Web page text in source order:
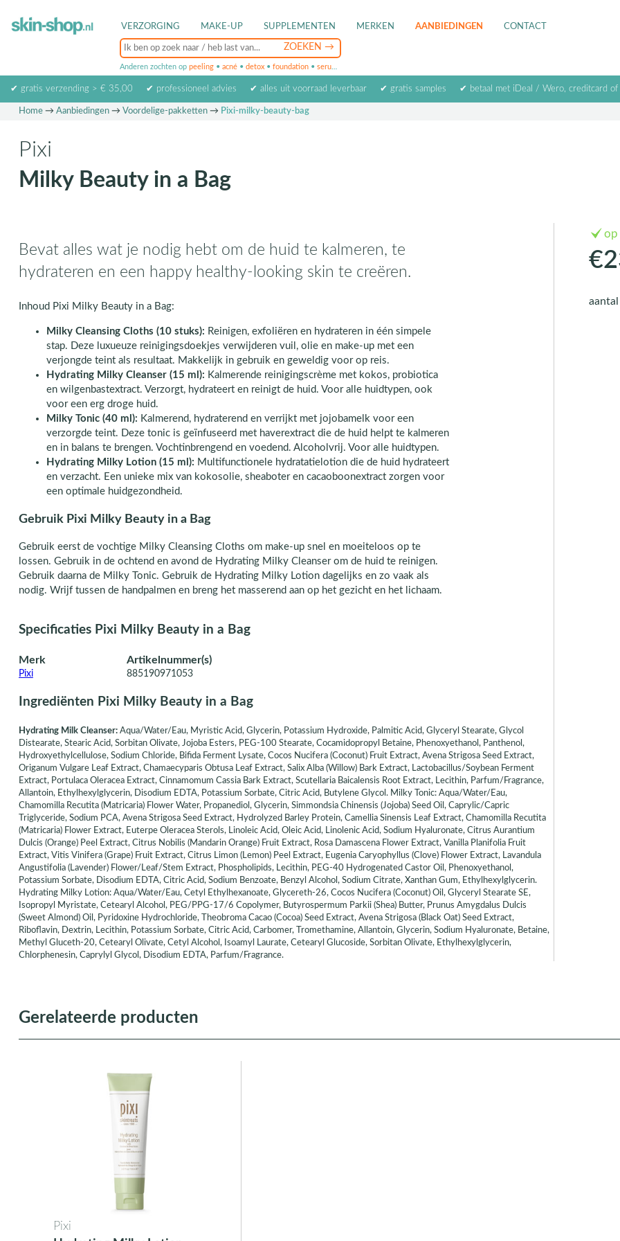
VERZORGING MAKE-UP SUPPLEMENTEN MERKEN AANBIEDINGEN CONTACT
Anderen zochten op peeling • acné • detox • foundation • serum
✔ gratis verzending > € 35,00 ✔ professioneel advies ✔ alles uit voorraad leverbaar ✔ gratis samples ✔ betaal met iDeal / Wero, creditcard of
Home→ Aanbiedingen→ Voordelige-pakketten→ Pixi-milky-beauty-bag
Pixi
Milky Beauty in a Bag
Bevat alles wat je nodig hebt om de huid te kalmeren, te
hydrateren en een happy healthy-looking skin te creëren.
Inhoud Pixi Milky Beauty in a Bag:
Milky Cleansing Cloths (10 stuks): Reinigen, exfoliëren en hydrateren in één simpele
stap. Deze luxueuze reinigingsdoekjes verwijderen vuil, olie en make-up met een
verjongde teint als resultaat. Makkelijk in gebruik en geweldig voor op reis.
Hydrating Milky Cleanser (15 ml): Kalmerende reinigingscrème met kokos, probiotica
en wilgenbastextract. Verzorgt, hydrateert en reinigt de huid. Voor alle huidtypen, ook
voor een erg droge huid.
Milky Tonic (40 ml): Kalmerend, hydraterend en verrijkt met jojobamelk voor een
verzorgde teint. Deze tonic is geïnfuseerd met haverextract die de huid helpt te kalmeren
en in balans te brengen. Vochtinbrengend en voedend. Alcoholvrij. Voor alle huidtypen.
Hydrating Milky Lotion (15 ml): Multifunctionele hydratatielotion die de huid hydrateert
en verzacht. Een unieke mix van kokosolie, sheaboter en cacaoboonextract zorgen voor
een optimale huidgezondheid.
Gebruik Pixi Milky Beauty in a Bag
Gebruik eerst de vochtige Milky Cleansing Cloths om make-up snel en moeiteloos op te
lossen. Gebruik in de ochtend en avond de Hydrating Milky Cleanser om de huid te reinigen.
Gebruik daarna de Milky Tonic. Gebruik de Hydrating Milky Lotion dagelijks en zo vaak als
nodig. Wrijf tussen de handpalmen en breng het masserend aan op het gezicht en het lichaam.
Specificaties Pixi Milky Beauty in a Bag
Merk
Pixi
Artikelnummer(s)
885190971053
Ingrediënten Pixi Milky Beauty in a Bag
Hydrating Milk Cleanser:Aqua/Water/Eau, Myristic Acid, Glycerin, Potassium Hydroxide, Palmitic Acid, Glyceryl Stearate, Glycol
Distearate, Stearic Acid, Sorbitan Olivate, Jojoba Esters, PEG-100 Stearate, Cocamidopropyl Betaine, Phenoxyethanol, Panthenol,
Hydroxyethylcellulose, Sodium Chloride, Bifida Ferment Lysate, Cocos Nucifera (Coconut) Fruit Extract, Avena Strigosa Seed Extract,
Origanum Vulgare Leaf Extract, Chamaecyparis Obtusa Leaf Extract, Salix Alba (Willow) Bark Extract, Lactobacillus/Soybean Ferment
Extract, Portulaca Oleracea Extract, Cinnamomum Cassia Bark Extract, Scutellaria Baicalensis Root Extract, Lecithin, Parfum/Fragrance,
Allantoin, Ethylhexylglycerin, Disodium EDTA, Potassium Sorbate, Citric Acid, Butylene Glycol. Milky Tonic: Aqua/Water/Eau,
Chamomilla Recutita (Matricaria) Flower Water, Propanediol, Glycerin, Simmondsia Chinensis (Jojoba) Seed Oil, Caprylic/Capric
Triglyceride, Sodium PCA, Avena Strigosa Seed Extract, Hydrolyzed Barley Protein, Camellia Sinensis Leaf Extract, Chamomilla Recutita
(Matricaria) Flower Extract, Euterpe Oleracea Sterols, Linoleic Acid, Oleic Acid, Linolenic Acid, Sodium Hyaluronate, Citrus Aurantium
Dulcis (Orange) Peel Extract, Citrus Nobilis (Mandarin Orange) Fruit Extract, Rosa Damascena Flower Extract, Vanilla Planifolia Fruit
Extract, Vitis Vinifera (Grape) Fruit Extract, Citrus Limon (Lemon) Peel Extract, Eugenia Caryophyllus (Clove) Flower Extract, Lavandula
Angustifolia (Lavender) Flower/Leaf/Stem Extract, Phospholipids, Lecithin, PEG-40 Hydrogenated Castor Oil, Phenoxyethanol,
Potassium Sorbate, Disodium EDTA, Citric Acid, Sodium Benzoate, Benzyl Alcohol, Sodium Citrate, Xanthan Gum, Ethylhexylglycerin.
Hydrating Milky Lotion: Aqua/Water/Eau, Cetyl Ethylhexanoate, Glycereth-26, Cocos Nucifera (Coconut) Oil, Glyceryl Stearate SE,
Isopropyl Myristate, Cetearyl Alcohol, PEG/PPG-17/6 Copolymer, Butyrospermum Parkii (Shea) Butter, Prunus Amygdalus Dulcis
(Sweet Almond) Oil, Pyridoxine Hydrochloride, Theobroma Cacao (Cocoa) Seed Extract, Avena Strigosa (Black Oat) Seed Extract,
Riboflavin, Dextrin, Lecithin, Potassium Sorbate, Citric Acid, Carbomer, Tromethamine, Allantoin, Glycerin, Sodium Hyaluronate, Betaine,
Methyl Gluceth-20, Cetearyl Olivate, Cetyl Alcohol, Isoamyl Laurate, Cetearyl Glucoside, Sorbitan Olivate, Ethylhexylglycerin,
Chlorphenesin, Caprylyl Glycol, Disodium EDTA, Parfum/Fragrance.
op
Gerelateerde producten
Pixi